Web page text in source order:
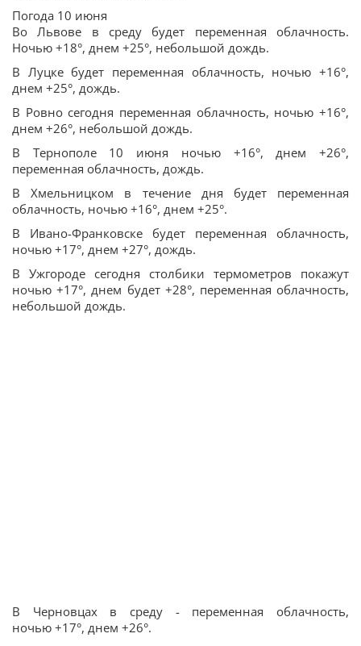
Погода 10 июня
Во Львове в среду будет переменная облачность.
Ночью +18°, днем +25°, небольшой дождь.
В Луцке будет переменная облачность, ночью +16°,
днем +25°, дождь.
В Ровно сегодня переменная облачность, ночью +16°,
днем +26°, небольшой дождь.
В Тернополе 10 июня ночью +16°, днем +26°,
переменная облачность, дождь.
В Хмельницком в течение дня будет переменная
облачность, ночью +16°, днем +25°.
В Ивано-Франковске будет переменная облачность,
ночью +17°, днем +27°, дождь.
В Ужгороде сегодня столбики термометров покажут
ночью +17°, днем будет +28°, переменная облачность,
небольшой дождь.
В Черновцах в среду - переменная облачность,
ночью +17°, днем +26°.